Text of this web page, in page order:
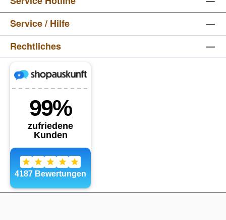
Service / Hilfe
Rechtliches